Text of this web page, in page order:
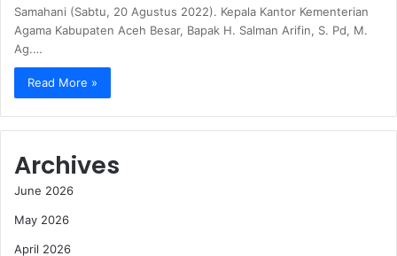
Samahani (Sabtu, 20 Agustus 2022). Kepala Kantor Kementerian
Agama Kabupaten Aceh Besar, Bapak H. Salman Arifin, S. Pd, M.
Ag.…
Read More »
Archives
June 2026
May 2026
April 2026